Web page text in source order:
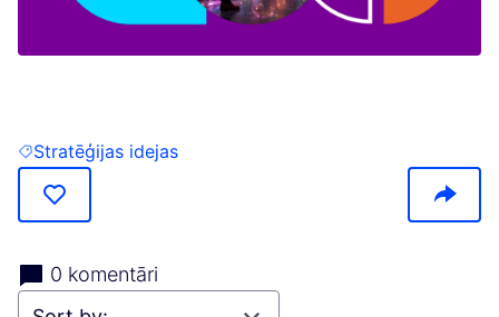
Filter results for: Stratēģijas idejas
Stratēģijas idejas
0 komentāri